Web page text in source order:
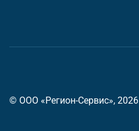
© ООО «Регион-Сервис», 2026